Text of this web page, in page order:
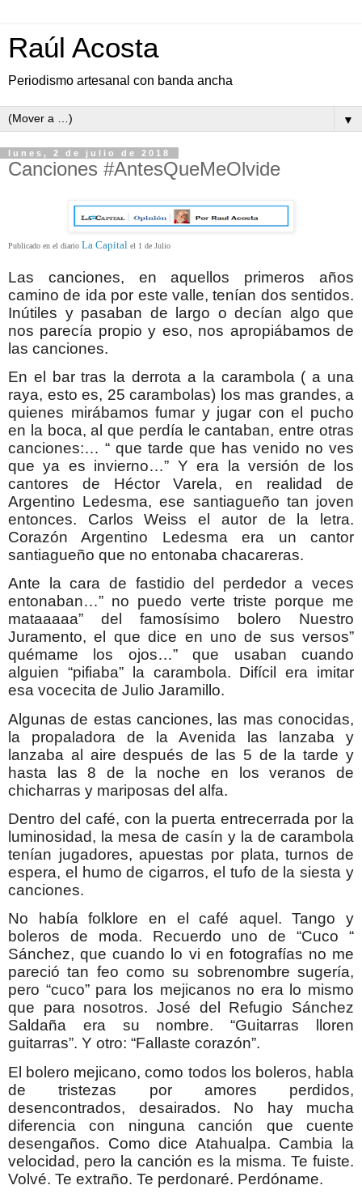
Raúl Acosta
Periodismo artesanal con banda ancha
▼
lunes, 2 de julio de 2018
Canciones #AntesQueMeOlvide
Publicado en el diario La Capital el 1 de Julio
Las canciones, en aquellos primeros años
camino de ida por este valle, tenían dos sentidos.
Inútiles y pasaban de largo o decían algo que
nos parecía propio y eso, nos apropiábamos de
las canciones.
En el bar tras la derrota a la carambola ( a una
raya, esto es, 25 carambolas) los mas grandes, a
quienes mirábamos fumar y jugar con el pucho
en la boca, al que perdía le cantaban, entre otras
canciones:… “ que tarde que has venido no ves
que ya es invierno…” Y era la versión de los
cantores de Héctor Varela, en realidad de
Argentino Ledesma, ese santiagueño tan joven
entonces. Carlos Weiss el autor de la letra.
Corazón Argentino Ledesma era un cantor
santiagueño que no entonaba chacareras.
Ante la cara de fastidio del perdedor a veces
entonaban…” no puedo verte triste porque me
mataaaaa” del famosísimo bolero Nuestro
Juramento, el que dice en uno de sus versos”
quémame los ojos…” que usaban cuando
alguien “pifiaba” la carambola. Difícil era imitar
esa vocecita de Julio Jaramillo.
Algunas de estas canciones, las mas conocidas,
la propaladora de la Avenida las lanzaba y
lanzaba al aire después de las 5 de la tarde y
hasta las 8 de la noche en los veranos de
chicharras y mariposas del alfa.
Dentro del café, con la puerta entrecerrada por la
luminosidad, la mesa de casín y la de carambola
tenían jugadores, apuestas por plata, turnos de
espera, el humo de cigarros, el tufo de la siesta y
canciones.
No había folklore en el café aquel. Tango y
boleros de moda. Recuerdo uno de “Cuco “
Sánchez, que cuando lo vi en fotografías no me
pareció tan feo como su sobrenombre sugería,
pero “cuco” para los mejicanos no era lo mismo
que para nosotros. José del Refugio Sánchez
Saldaña era su nombre. “Guitarras lloren
guitarras”. Y otro: “Fallaste corazón”.
El bolero mejicano, como todos los boleros, habla
de tristezas por amores perdidos,
desencontrados, desairados. No hay mucha
diferencia con ninguna canción que cuente
desengaños. Como dice Atahualpa. Cambia la
velocidad, pero la canción es la misma. Te fuiste.
Volvé. Te extraño. Te perdonaré. Perdóname.